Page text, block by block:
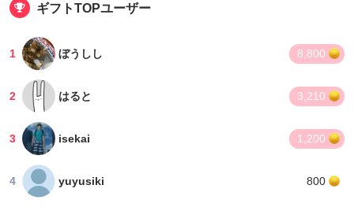
ギフトTOPユーザー
1 ぼうしし 8,800
2 はると 3,210
3 isekai 1,200
4 yuyusiki 800